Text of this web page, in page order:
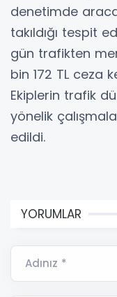
denetimde
takıldığı tespit
gün trafikten
bin 172 TL ceza
Ekiplerin trafik
yönelik
edildi.
YORUMLAR
Adınız *